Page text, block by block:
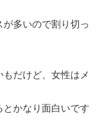
多いので割り切っ
だけど、女性はメ
かなり面白いです